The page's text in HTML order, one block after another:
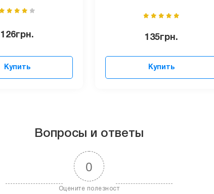
126грн.
Купить
135грн.
Купить
Вопросы и ответы
0
Оцените полезност